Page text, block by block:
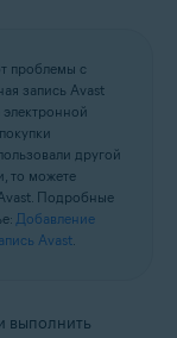
проблемы с
запись Avast
другой
то можете
Подробные
Добавление
Avast
выполнить